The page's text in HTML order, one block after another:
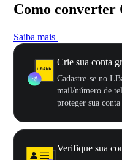
Como converter
Saiba mais
Crie sua conta
Cadastre-se no
mail/número de
proteger sua conta
Verifique sua